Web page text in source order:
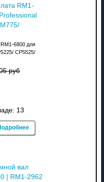
RM1-
6800 для
CP5525/
руб
13
вал
| RM1-2962